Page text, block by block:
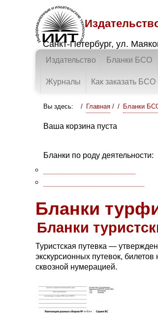
Санкт-Петербург, ул.
Издательство Бланки БСО
Журналы Как заказать БСО
Вы здесь: Главная / Бланки
Ваша корзина пуста
Бланки по роду деятельности:
Бланки
Бланки
Туристская путевка —
экскурсионных путевок,
сквозной нумерацией.